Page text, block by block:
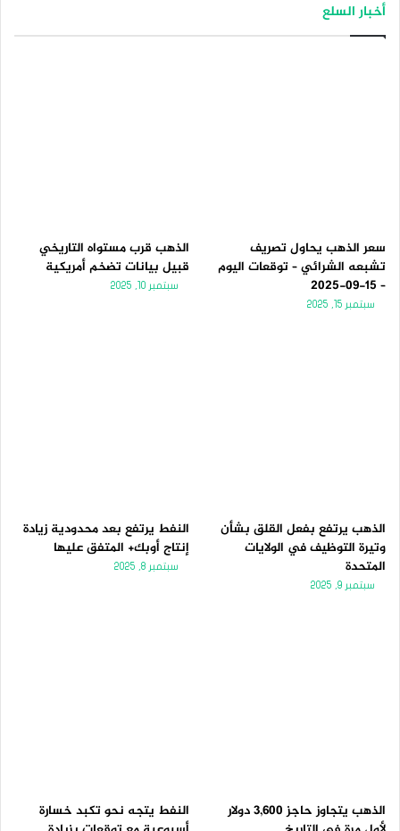
أخبار السلع
سعر الذهب يحاول تصريف
تشبعه الشرائي – توقعات اليوم
– 15-09-2025
سبتمبر 15, 2025
الذهب قرب مستواه التاريخي
قبيل بيانات تضخم أمريكية
سبتمبر 10, 2025
الذهب يرتفع بفعل القلق بشأن
وتيرة التوظيف في الولايات
المتحدة
سبتمبر 9, 2025
النفط يرتفع بعد محدودية زيادة
إنتاج أوبك+ المتفق عليها
سبتمبر 8, 2025
الذهب يتجاوز حاجز 3,600 دولار
النفط يتجه نحو تكبد خسارة